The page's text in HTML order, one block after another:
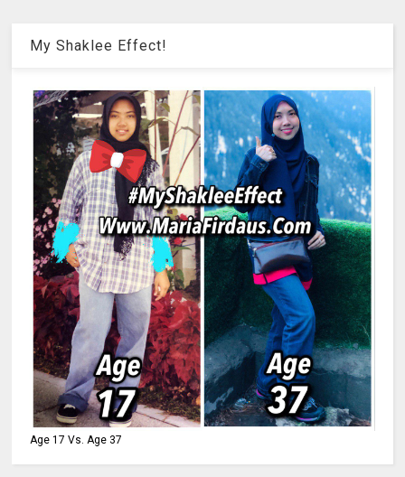
My Shaklee Effect!
Age 17 Vs. Age 37